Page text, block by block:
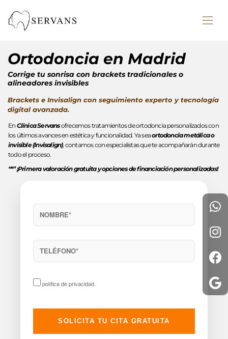
Ortodoncia en Madrid
Corrige tu sonrisa con brackets tradicionales o
alineadores invisibles
Brackets e Invisalign con seguimiento experto y tecnología
digital avanzada.
En Clínica Servansofrecemos tratamientos de ortodoncia personalizados con
los últimos avances en estética y funcionalidad. Ya seaortodoncia metálica o
invisible (Invisalign), contamos con especialistas que te acompañarán durante
todo el proceso.
“*” ¡Primera valoración gratuita y opciones de financiación personalizadas!
política de privacidad
SOLICITA TU CITA GRATUITA